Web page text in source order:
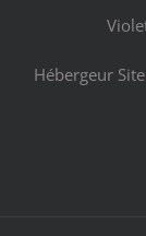
Hébergeur